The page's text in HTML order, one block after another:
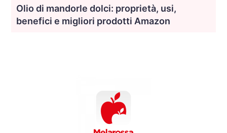
Olio di mandorle dolci: proprietà, usi,
benefici e migliori prodotti Amazon